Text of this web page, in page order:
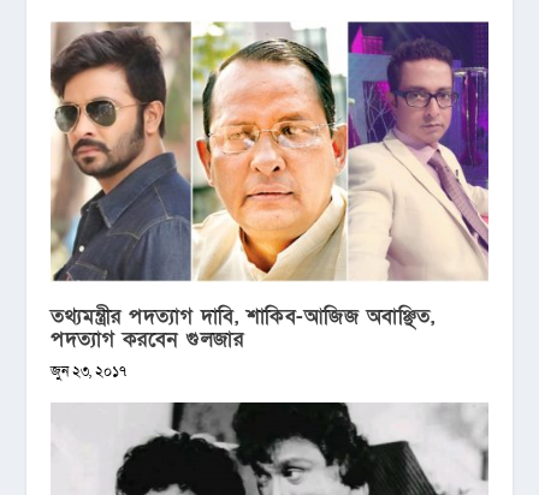
তথ্যমন্ত্রীর পদত্যাগ দাবি, শাকিব-আজিজ অবাঞ্ছিত,
পদত্যাগ করবেন গুলজার
জুন ২৩, ২০১৭